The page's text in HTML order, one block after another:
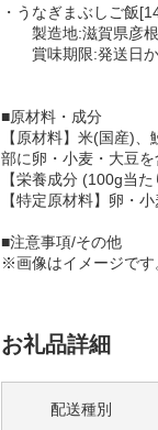
・うなぎまぶしご飯
製造地:滋賀県彦
賞味期限:発送日か
■原材料・成分
【原材料】米(国産)
部に卵・小麦・大豆を
【栄養成分 (100g
【特定原材料】卵・
■注意事項/その他
※画像はイメージです
お礼品詳細
配送種別